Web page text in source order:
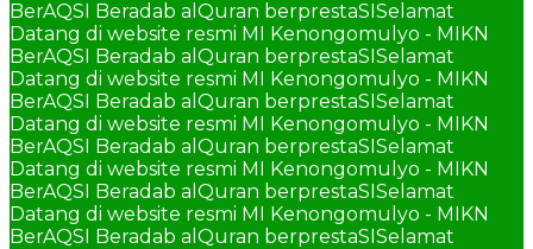
BerAQSI Beradab alQuran berprestaSISelamat
Datang di website resmi MI Kenongomulyo - MIKN
BerAQSI Beradab alQuran berprestaSISelamat
Datang di website resmi MI Kenongomulyo - MIKN
BerAQSI Beradab alQuran berprestaSISelamat
Datang di website resmi MI Kenongomulyo - MIKN
BerAQSI Beradab alQuran berprestaSISelamat
Datang di website resmi MI Kenongomulyo - MIKN
BerAQSI Beradab alQuran berprestaSISelamat
Datang di website resmi MI Kenongomulyo - MIKN
BerAQSI Beradab alQuran berprestaSISelamat